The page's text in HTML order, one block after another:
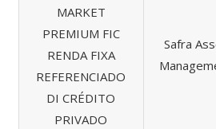
MARKET
PREMIUM FIC
RENDA FIXA
REFERENCIADO
DI CRÉDITO
PRIVADO
Safra